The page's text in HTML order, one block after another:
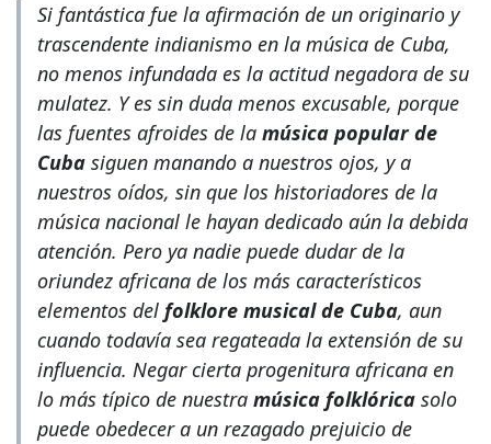
Si fantástica fue la afirmación de un originario y
trascendente indianismo en la música de Cuba,
no menos infundada es la actitud negadora de su
mulatez. Y es sin duda menos excusable, porque
las fuentes afroides de la música popular de
Cuba siguen manando a nuestros ojos, y a
nuestros oídos, sin que los historiadores de la
música nacional le hayan dedicado aún la debida
atención. Pero ya nadie puede dudar de la
oriundez africana de los más característicos
elementos del folklore musical de Cuba, aun
cuando todavía sea regateada la extensión de su
influencia. Negar cierta progenitura africana en
lo más típico de nuestra música folklórica solo
puede obedecer a un rezagado prejuicio de